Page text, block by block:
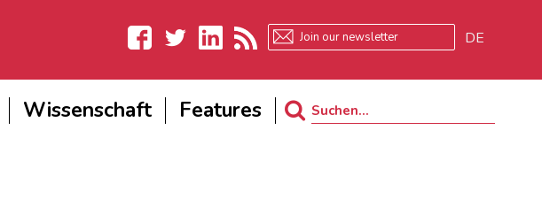
FacebookTwitter
DE
Wissenschaft Features
Search